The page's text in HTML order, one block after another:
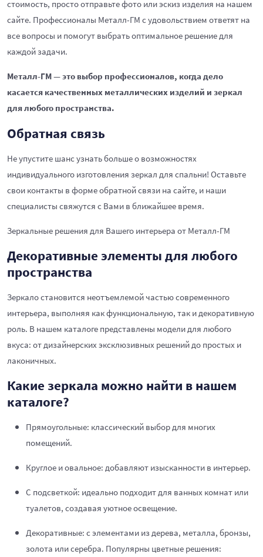
стоимость, просто отправьте фото или эскиз изделия на нашем
сайте. Профессионалы Металл-ГМ с удовольствием ответят на
все вопросы и помогут выбрать оптимальное решение для
каждой задачи.
Металл-ГМ — это выбор профессионалов, когда дело
касается качественных металлических изделий и зеркал
для любого пространства.
Обратная связь
Не упустите шанс узнать больше о возможностях
индивидуального изготовления зеркал для спальни! Оставьте
свои контакты в форме обратной связи на сайте, и наши
специалисты свяжутся с Вами в ближайшее время.
Зеркальные решения для Вашего интерьера от Металл-ГМ
Декоративные элементы для любого
пространства
Зеркало становится неотъемлемой частью современного
интерьера, выполняя как функциональную, так и декоративную
роль. В нашем каталоге представлены модели для любого
вкуса: от дизайнерских эксклюзивных решений до простых и
лаконичных.
Какие зеркала можно найти в нашем
каталоге?
Прямоугольные: классический выбор для многих
помещений.
Круглое и овальное: добавляют изысканности в интерьер.
С подсветкой: идеально подходит для ванных комнат или
туалетов, создавая уютное освещение.
Декоративные: с элементами из дерева, металла, бронзы,
золота или серебра. Популярны цветные решения: